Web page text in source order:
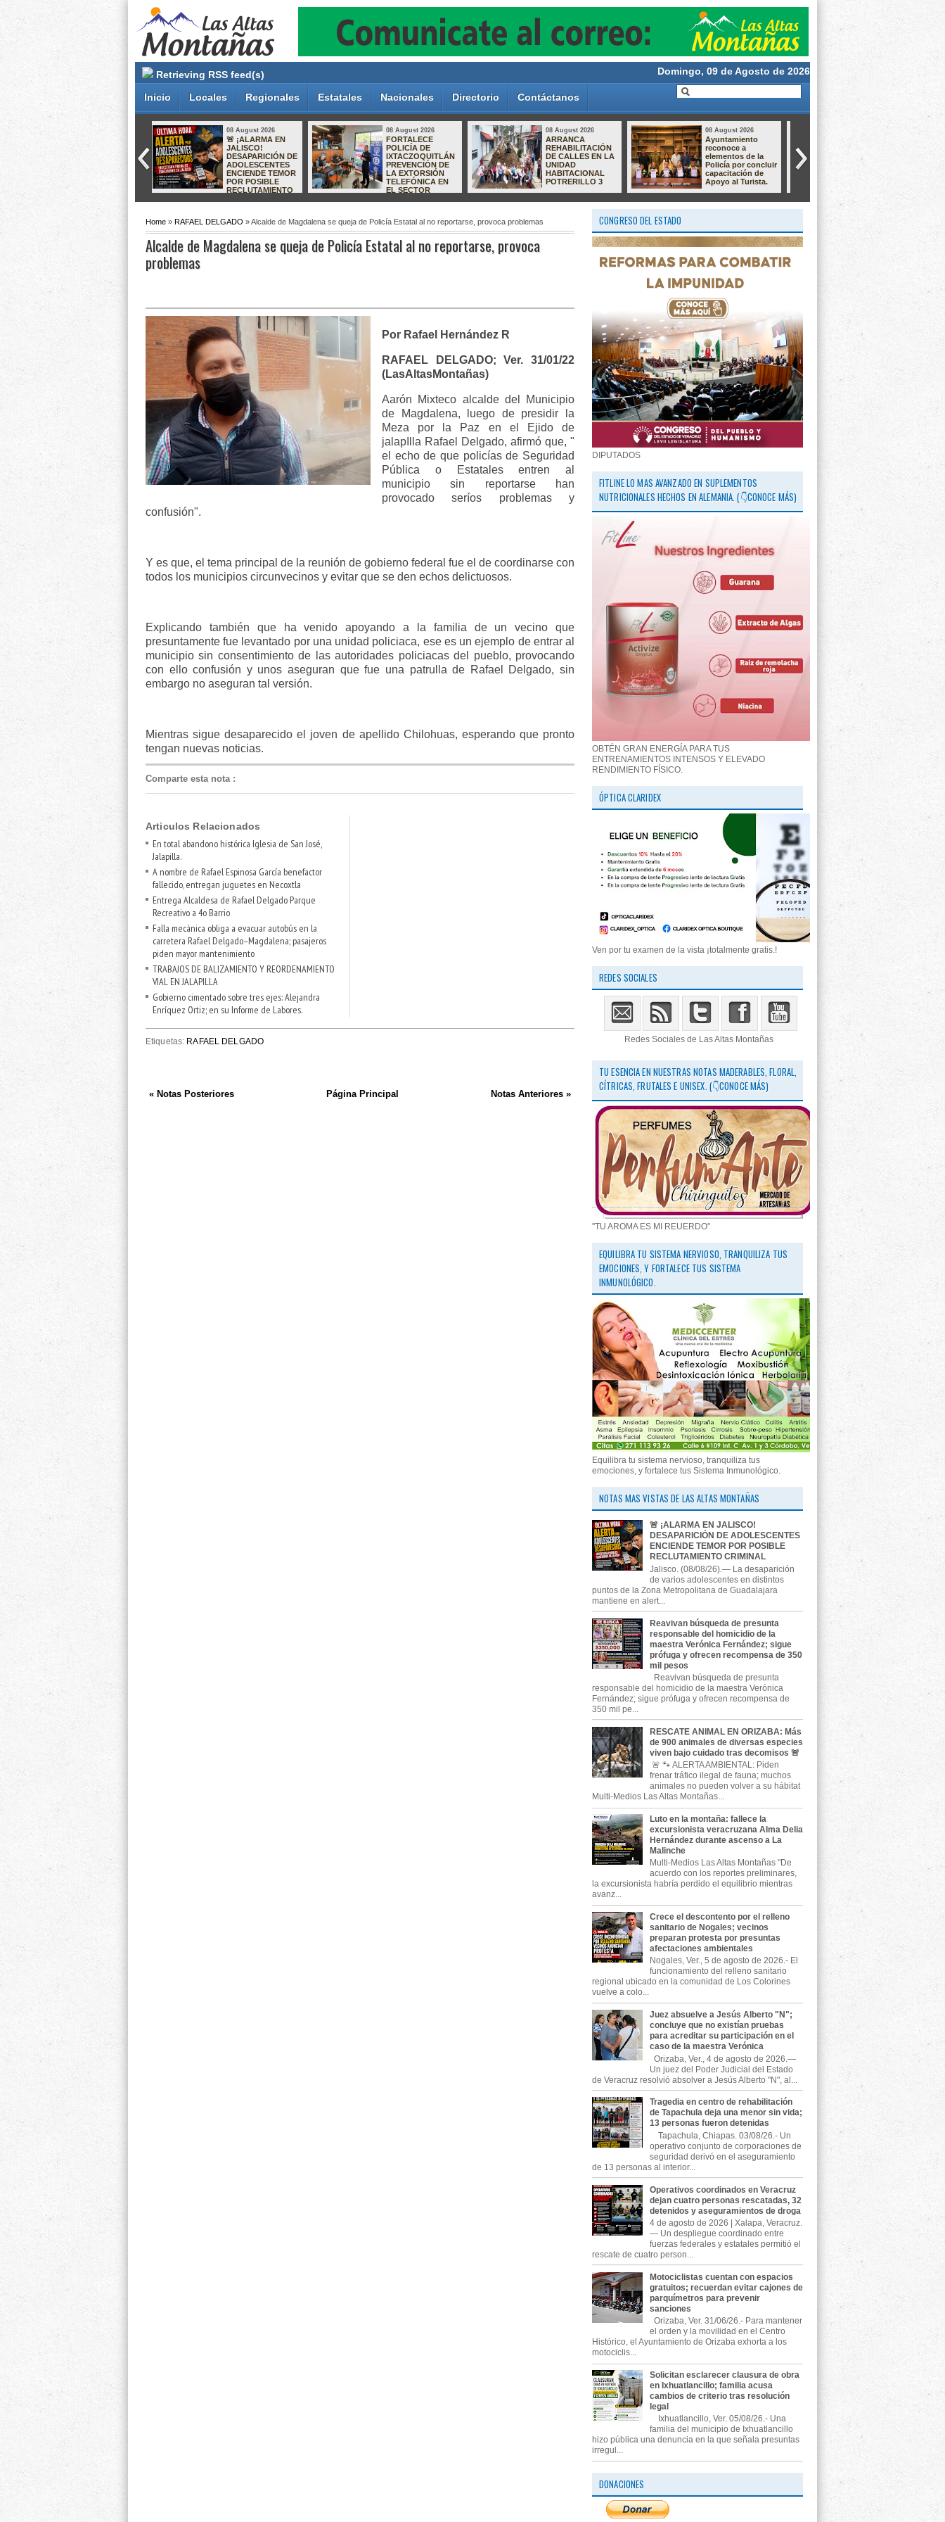
Retrieving RSS feed(s) Domingo, 09 de Agosto de 2026
Inicio Locales Regionales Estatales Nacionales Directorio Contáctanos
IXTACZOQUITLÁN
EMPRESARIAL
08 August 2026
ARRANCA
REHABILITACIÓN
DE CALLES EN LA
UNIDAD
HABITACIONAL
POTRERILLO 3
08 August 2026
Ayuntamiento
reconoce a
elementos de la
Policía por concluir
capacitación de
Apoyo al Turista.
08 August 2026
Presentan libro
con enfoque en el
fortalecimiento de
la igualdad
sustantiva en los
municipios
08 August 2026
Autoridades
municipales
analizan próxima
obra con
habitantes de
Monte Blanco.
Fortín iniciará
obras de
Home » RAFAEL DELGADO » Alcalde de Magdalena se queja de Policía Estatal al no reportarse, provoca problemas
Alcalde de Magdalena se queja de Policía Estatal al no reportarse, provoca
problemas
Por Rafael Hernández R
RAFAEL DELGADO; Ver. 31/01/22
(LasAltasMontañas)
Aarón Mixteco alcalde del Municipio
de Magdalena, luego de presidir la
Meza por la Paz en el Ejido de
jalapIlla Rafael Delgado, afirmó que, "
el echo de que policías de Seguridad
Pública o Estatales entren al
municipio sin reportarse han
provocado seríos problemas y
confusión".
Y es que, el tema principal de la reunión de gobierno federal fue el de coordinarse con
todos los municipios circunvecinos y evitar que se den echos delictuosos.
Explicando también que ha venido apoyando a la familia de un vecino que
presuntamente fue levantado por una unidad policiaca, ese es un ejemplo de entrar al
municipio sin consentimiento de las autoridades policiacas del pueblo, provocando
con ello confusión y unos aseguran que fue una patrulla de Rafael Delgado, sin
embargo no aseguran tal versión.
Mientras sigue desaparecido el joven de apellido Chilohuas, esperando que pronto
tengan nuevas noticias.
Comparte esta nota:
Articulos Relacionados
En total abandono histórica Iglesia de San José,
Jalapilla.
A nombre de Rafael Espinosa García benefactor
fallecido, entregan juguetes en Necoxtla
Entrega Alcaldesa de Rafael Delgado Parque
Recreativo a 4o Barrio
Falla mecánica obliga a evacuar autobús en la
carretera Rafael Delgado–Magdalena; pasajeros
piden mayor mantenimiento
TRABAJOS DE BALIZAMIENTO Y REORDENAMIENTO
VIAL EN JALAPILLA
Gobierno cimentado sobre tres ejes: Alejandra
Enríquez Ortiz; en su Informe de Labores.
Etiquetas: RAFAEL DELGADO
« Notas Posteriores Notas Anteriores »
Página Principal
CONGRESO DEL ESTADO
DIPUTADOS
FITLINE LO MAS AVANZADO EN SUPLEMENTOS
NUTRICIONALES HECHOS EN ALEMANIA. (👇CONOCE MÁS)
OBTÉN GRAN ENERGÍA PARA TUS
ENTRENAMIENTOS INTENSOS Y ELEVADO
RENDIMIENTO FÍSICO.
ÓPTICA CLARIDEX
Ven por tu examen de la vista ¡totalmente gratis.!
REDES SOCIALES
Redes Sociales de Las Altas Montañas
TU ESENCIA EN NUESTRAS NOTAS MADERABLES, FLORAL,
CÍTRICAS, FRUTALES E UNISEX. (👇CONOCE MÁS)
"TU AROMA ES MI REUERDO"
EQUILIBRA TU SISTEMA NERVIOSO, TRANQUILIZA TUS
EMOCIONES, Y FORTALECE TUS SISTEMA
INMUNOLÓGICO.
Equilibra tu sistema nervioso, tranquiliza tus
emociones, y fortalece tus Sistema Inmunológico.
NOTAS MAS VISTAS DE LAS ALTAS MONTAÑAS
🚨 ¡ALARMA EN JALISCO!
DESAPARICIÓN DE ADOLESCENTES
ENCIENDE TEMOR POR POSIBLE
RECLUTAMIENTO CRIMINAL
Jalisco. (08/08/26).— La desaparición
de varios adolescentes en distintos
puntos de la Zona Metropolitana de Guadalajara
mantiene en alert...
Reavivan búsqueda de presunta
responsable del homicidio de la
maestra Verónica Fernández; sigue
prófuga y ofrecen recompensa de 350
mil pesos
Reavivan búsqueda de presunta
responsable del homicidio de la maestra Verónica
Fernández; sigue prófuga y ofrecen recompensa de
350 mil pe...
RESCATE ANIMAL EN ORIZABA: Más
de 900 animales de diversas especies
viven bajo cuidado tras decomisos 🚨
🚨 🐾 ALERTA AMBIENTAL: Piden
frenar tráfico ilegal de fauna; muchos
animales no pueden volver a su hábitat
Multi-Medios Las Altas Montañas...
Luto en la montaña: fallece la
excursionista veracruzana Alma Delia
Hernández durante ascenso a La
Malinche
Multi-Medios Las Altas Montañas "De
acuerdo con los reportes preliminares,
la excursionista habría perdido el equilibrio mientras
avanz...
Crece el descontento por el relleno
sanitario de Nogales; vecinos
preparan protesta por presuntas
afectaciones ambientales
Nogales, Ver., 5 de agosto de 2026.- El
funcionamiento del relleno sanitario
regional ubicado en la comunidad de Los Colorines
vuelve a colo...
Juez absuelve a Jesús Alberto "N";
concluye que no existían pruebas
para acreditar su participación en el
caso de la maestra Verónica
Orizaba, Ver., 4 de agosto de 2026.—
Un juez del Poder Judicial del Estado
de Veracruz resolvió absolver a Jesús Alberto "N", al...
Tragedia en centro de rehabilitación
de Tapachula deja una menor sin vida;
13 personas fueron detenidas
Tapachula, Chiapas. 03/08/26.- Un
operativo conjunto de corporaciones de
seguridad derivó en el aseguramiento
de 13 personas al interior...
Operativos coordinados en Veracruz
dejan cuatro personas rescatadas, 32
detenidos y aseguramientos de droga
4 de agosto de 2026 | Xalapa, Veracruz.
— Un despliegue coordinado entre
fuerzas federales y estatales permitió el
rescate de cuatro person...
Motociclistas cuentan con espacios
gratuitos; recuerdan evitar cajones de
parquímetros para prevenir
sanciones
Orizaba, Ver. 31/06/26.- Para mantener
el orden y la movilidad en el Centro
Histórico, el Ayuntamiento de Orizaba exhorta a los
motociclis...
Solicitan esclarecer clausura de obra
en Ixhuatlancillo; familia acusa
cambios de criterio tras resolución
legal
Ixhuatlancillo, Ver. 05/08/26.- Una
familia del municipio de Ixhuatlancillo
hizo pública una denuncia en la que señala presuntas
irregul...
DONACIONES